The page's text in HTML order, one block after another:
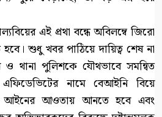
এই প্রথা বন্ধে অবিলম্বে জিরো
শুধু খবর পাঠিয়ে দায়িত্ব শেষ না
থানা পুলিশকে যৌথভাবে সমন্বিত
নামে বেআইনি বিয়ে
আইনের আওতায় আনতে হবে এবং